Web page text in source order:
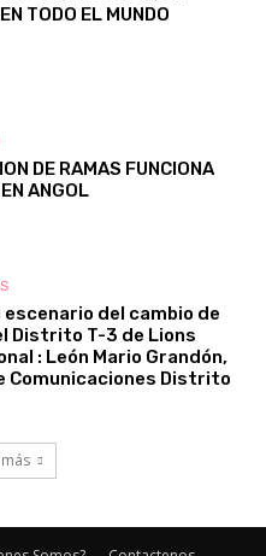
TODO EL MUNDO
DE RAMAS FUNCIONA
ANGOL
del cambio de
Distrito T-3 de Lions
: León Mario Grandón,
Comunicaciones Distrito